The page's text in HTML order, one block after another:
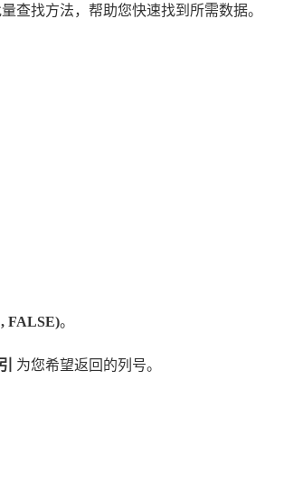
查找方法，帮助您快速找到所需数据。
FALSE)。
为您希望返回的列号。